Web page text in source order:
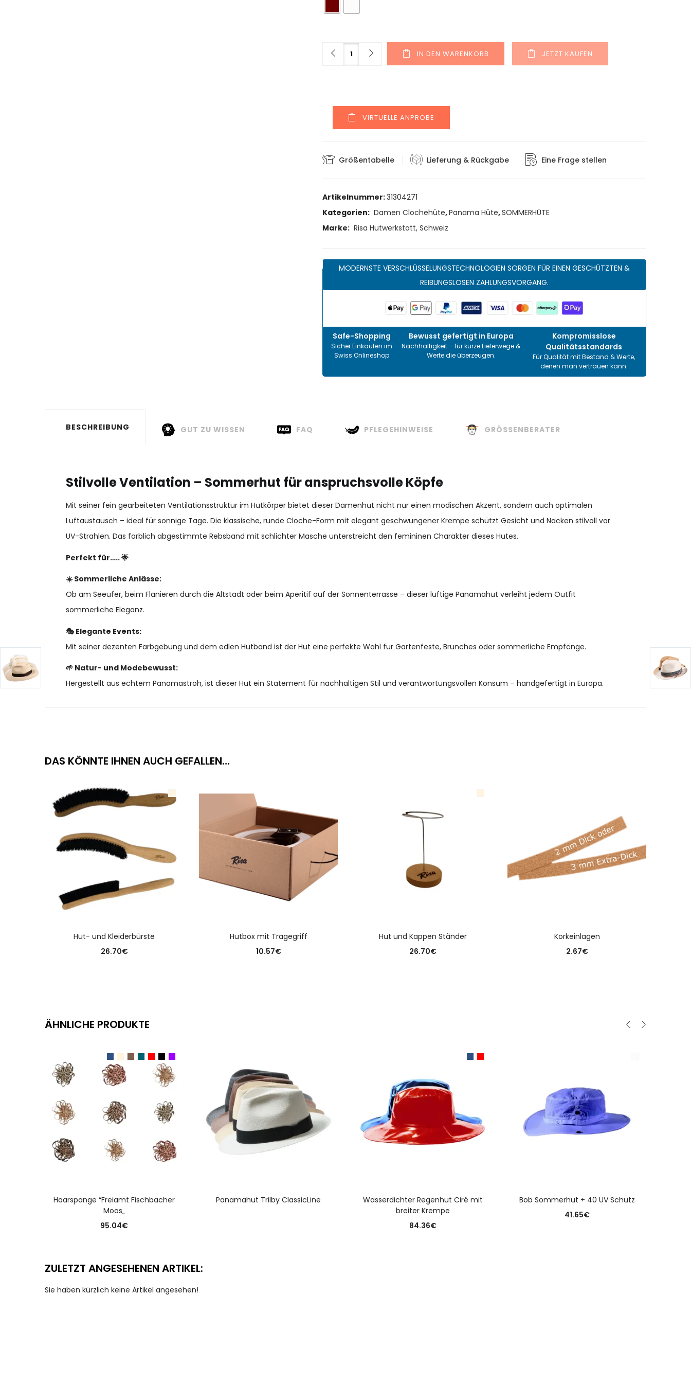
Menge
IN DEN WARENKORB JETZT KAUFEN
VIRTUELLE ANPROBE
Größentabelle Lieferung & Rückgabe Eine Frage stellen
Artikelnummer:31304271
Kategorien: Damen Clochehüte,Panama Hüte,SOMMERHÜTE
Marke: Risa Hutwerkstatt, Schweiz
MODERNSTE VERSCHLÜSSELUNGSTECHNOLOGIEN SORGEN FÜR EINEN GESCHÜTZTEN &
REIBUNGSLOSEN ZAHLUNGSVORGANG.
Safe-Shopping
Sicher Einkaufen im
Swiss Onlineshop
Bewusst gefertigt in Europa
Nachhaltigkeit – für kurze Lieferwege &
Werte die überzeugen.
Kompromisslose
Qualitätsstandards
Für Qualität mit Bestand & Werte,
denen man vertrauen kann.
BESCHREIBUNG GUT ZU WISSEN FAQ PFLEGEHINWEISE GRÖSSENBERATER
Stilvolle Ventilation – Sommerhut für anspruchsvolle Köpfe
Mit seiner fein gearbeiteten Ventilationsstruktur im Hutkörper bietet dieser Damenhut nicht nur einen modischen Akzent, sondern auch optimalen
Luftaustausch – ideal für sonnige Tage. Die klassische, runde Cloche-Form mit elegant geschwungener Krempe schützt Gesicht und Nacken stilvoll vor
UV-Strahlen. Das farblich abgestimmte Rebsband mit schlichter Masche unterstreicht den femininen Charakter dieses Hutes.
Perfekt für….. 🌟
☀️ Sommerliche Anlässe:
Ob am Seeufer, beim Flanieren durch die Altstadt oder beim Aperitif auf der Sonnenterrasse – dieser luftige Panamahut verleiht jedem Outfit
sommerliche Eleganz.
🎭 Elegante Events:
Mit seiner dezenten Farbgebung und dem edlen Hutband ist der Hut eine perfekte Wahl für Gartenfeste, Brunches oder sommerliche Empfänge.
🌱 Natur- und Modebewusst:
Hergestellt aus echtem Panamastroh, ist dieser Hut ein Statement für nachhaltigen Stil und verantwortungsvollen Konsum – handgefertigt in Europa.
DAS KÖNNTE IHNEN AUCH GEFALLEN…
Hut- und Kleiderbürste
26.70€
Hutbox mit Tragegriff
10.57€
Hut und Kappen Ständer
26.70€
Korkeinlagen
2.67€
ÄHNLICHE PRODUKTE
Haarspange “Freiamt Fischbacher
Moos„
95.04€
Panamahut Trilby ClassicLine
Wasserdichter Regenhut Ciré mit
breiter Krempe
84.36€
Bob Sommerhut + 40 UV Schutz
41.65€
ZULETZT ANGESEHENEN ARTIKEL:
Sie haben kürzlich keine Artikel angesehen!